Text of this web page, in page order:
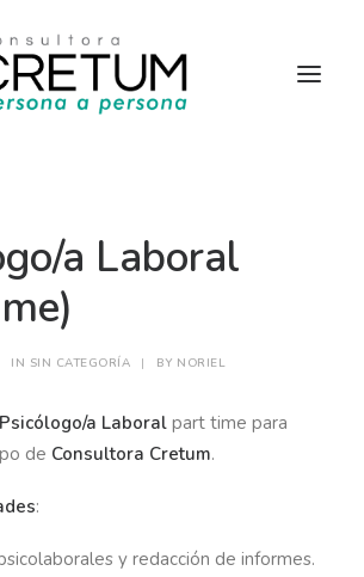
a Laboral
IN SIN CATEGORÍA | BY NORIEL
Psicólogo/a Laboral part time para
de Consultora Cretum.
:
y redacción de informes.